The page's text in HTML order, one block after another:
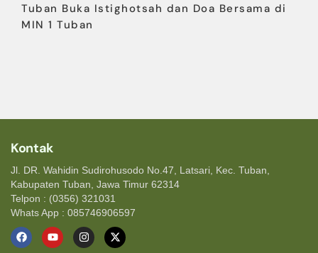
Tuban Buka Istighotsah dan Doa Bersama di
MIN 1 Tuban
Kontak
Jl. DR. Wahidin Sudirohusodo No.47, Latsari, Kec. Tuban,
Kabupaten Tuban, Jawa Timur 62314
Telpon : (0356) 321031
Whats App : 085746906597